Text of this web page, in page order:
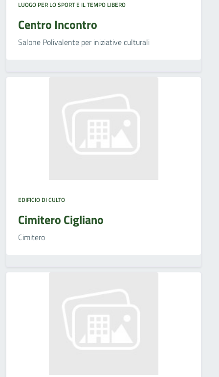
LUOGO PER LO SPORT E IL TEMPO LIBERO
Centro Incontro
Salone Polivalente per iniziative culturali
EDIFICIO DI CULTO
Cimitero Cigliano
Cimitero